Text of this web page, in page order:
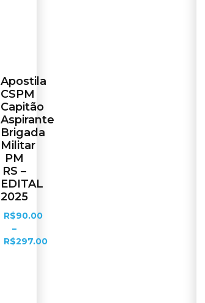
Apostila
CSPM
Capitão
Aspirante
Brigada
Militar
PM
RS –
EDITAL
2025
R$90.00
–
R$297.00